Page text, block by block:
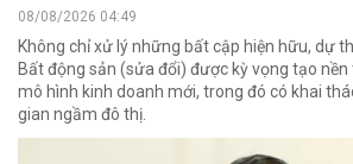
08/08/2026 04:49
Không chỉ xử lý những bất cập hiện hữu, dự
Bất động sản (sửa đổi) được kỳ vọng tạo
mô hình kinh doanh mới, trong đó có khai
gian ngầm đô thị.